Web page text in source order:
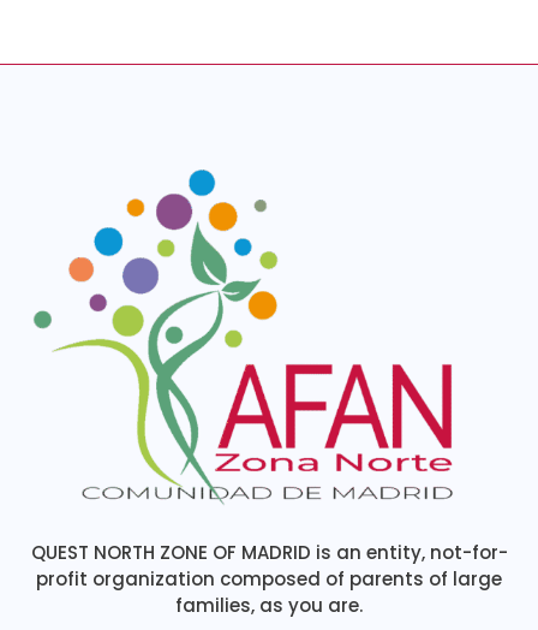
QUEST NORTH ZONE OF MADRID is an entity, not-for-
profit organization composed of parents of large
families, as you are.